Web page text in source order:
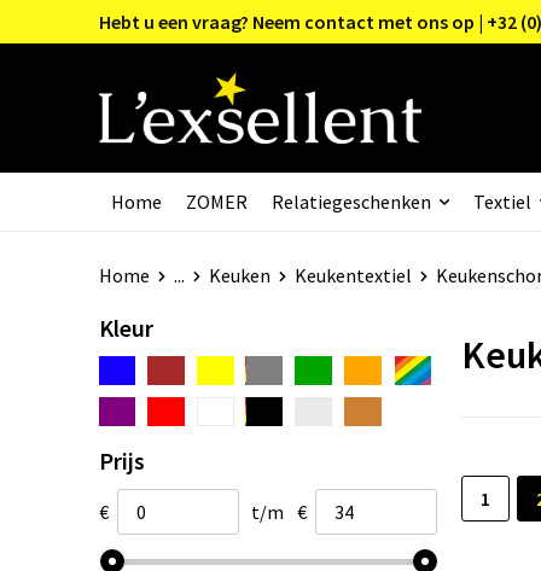
Hebt u een vraag? Neem contact met ons op | +32
Home ZOMER Relatiegeschenken Textiel
Home ... Keuken Keukentextiel
Kleur
Prijs
€ t/m €
1